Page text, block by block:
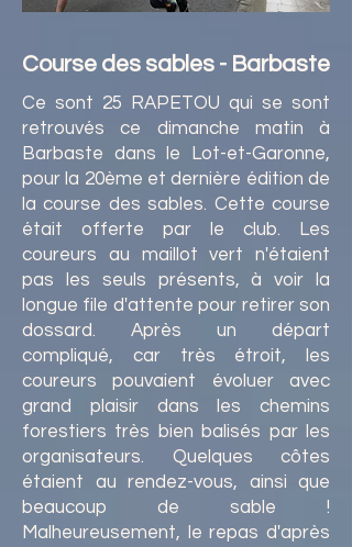
Course des sables - Barbaste
Ce sont 25 RAPETOU qui se sont
retrouvés ce dimanche matin à
Barbaste dans le Lot-et-Garonne,
pour la 20ème et dernière édition de
la course des sables. Cette course
était offerte par le club. Les
coureurs au maillot vert n'étaient
pas les seuls présents, à voir la
longue file d'attente pour retirer son
dossard. Après un départ
compliqué, car très étroit, les
coureurs pouvaient évoluer avec
grand plaisir dans les chemins
forestiers très bien balisés par les
organisateurs. Quelques côtes
étaient au rendez-vous, ainsi que
beaucoup de sable !
Malheureusement, le repas d'après